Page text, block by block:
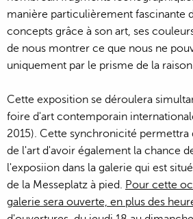
manière particulièrement fascinante
concepts grâce à son art, ses
de nous montrer ce que nous ne
uniquement par le prisme de la
Cette exposition se déroulera
foire d'art contemporain
2015). Cette synchronicité permettra
de l'art d'avoir également la chance
l'exposiion dans la galerie qui est
de la Messeplatz à pied. Pour cette
galerie sera ouverte, en plus des